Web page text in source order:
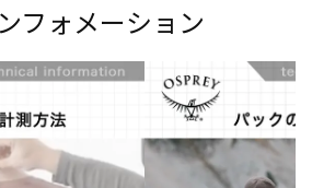
フォメーション